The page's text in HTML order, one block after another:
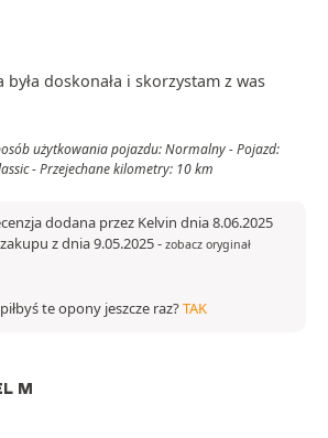
była doskonała i skorzystam z was
użytkowania pojazdu: Normalny - Pojazd:
- Przejechane kilometry: 10 km
dodana przez Kelvin dnia 8.06.2025
z dnia 9.05.2025- zobacz oryginał
te opony jeszcze raz?TAK
M